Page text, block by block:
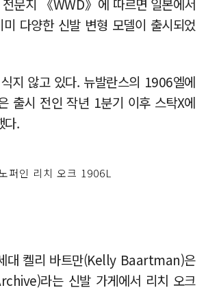
문지 《WWD》에 따르면 일본에서
다양한 신발 변형 모델이 출시되었
지 않고 있다. 뉴발란스의 1906엘에
출시 전인 작년 1분기 이후 스탁X에
다.
퍼인 리치 오크 1906L
대 켈리 바트만(Kelly Baartman)은
라는 신발 가게에서 리치 오크